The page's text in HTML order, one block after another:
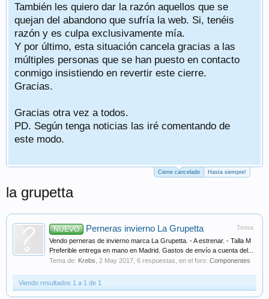
También les quiero dar la razón aquellos que se
quejan del abandono que sufría la web. Si, tenéis
razón y es culpa exclusivamente mía.
Y por último, esta situación cancela gracias a las
múltiples personas que se han puesto en contacto
conmigo insistiendo en revertir este cierre.
Gracias.
Gracias otra vez a todos.
PD. Según tenga noticias las iré comentando de
este modo.
Cierre cancelado Hasta siempre!
la grupetta
Tema
NUEVO Perneras invierno La Grupetta
Vendo perneras de invierno marca La Grupetta. - A estrenar. - Talla M
Preferible entrega en mano en Madrid. Gastos de envío a cuenta del...
Tema de: Krebs 2 May 2017 , 6 respuestas, en el foro: Componentes
Viendo resultados 1 a 1 de 1